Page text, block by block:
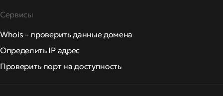
Сервисы
Whois – проверить данные домена
Определить IP адрес
Проверить порт на доступность